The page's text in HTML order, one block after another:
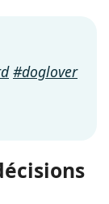
#doglover